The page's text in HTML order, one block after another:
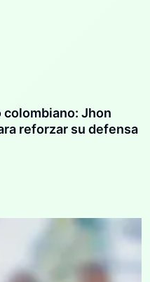
colombiano: Jhon
reforzar su defensa